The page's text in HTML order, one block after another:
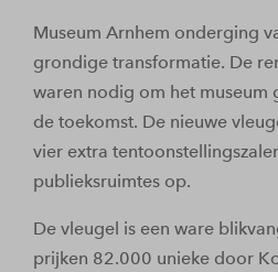
Museum Arnhem onderging
grondige transformatie. De
waren nodig om het museum
de toekomst. De nieuwe
vier extra
publieksruimtes op.
De vleugel is een ware
prijken 82.000 unieke door